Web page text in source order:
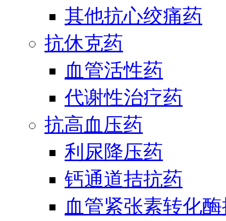
其他抗心绞痛药
抗休克药
血管活性药
代谢性治疗药
抗高血压药
利尿降压药
钙通道拮抗药
血管紧张素转化